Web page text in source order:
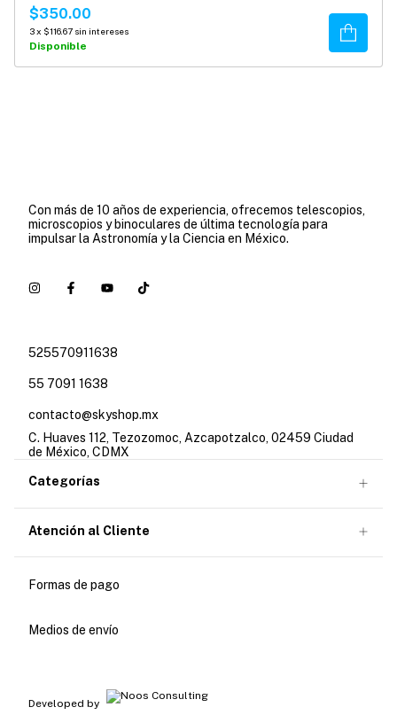
$350.00
3x $116.67 sin intereses
Disponible
Comprar
Con más de 10 años de experiencia, ofrecemos telescopios,
microscopios y binoculares de última tecnología para
impulsar la Astronomía y la Ciencia en México.
525570911638
55 7091 1638
contacto@skyshop.mx
C. Huaves 112, Tezozomoc, Azcapotzalco, 02459 Ciudad
de México, CDMX
Categorías
Atención al Cliente
Formas de pago
Medios de envío
Developed by